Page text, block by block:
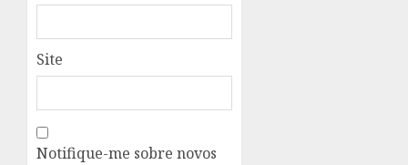
Site
Notifique-me sobre novos